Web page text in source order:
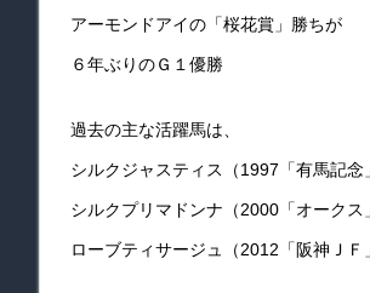
アーモンドアイの「桜花賞」勝ちが
６年ぶりのＧ１優勝
過去の主な活躍馬は、
シルクジャスティス（1997「有馬記念
シルクプリマドンナ（2000「オークス
ローブティサージュ（2012「阪神ＪＦ